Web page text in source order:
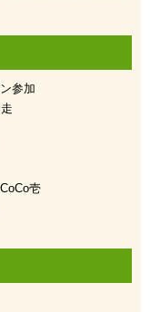
参加
壱